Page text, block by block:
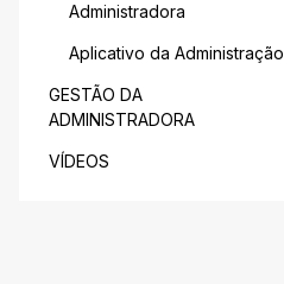
Administradora
Aplicativo da Administração
GESTÃO DA
ADMINISTRADORA
VÍDEOS